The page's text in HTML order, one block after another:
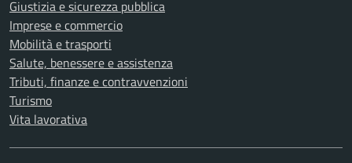
Giustizia e sicurezza pubblica
Imprese e commercio
Mobilità e trasporti
Salute, benessere e assistenza
Tributi, finanze e contravvenzioni
Turismo
Vita lavorativa